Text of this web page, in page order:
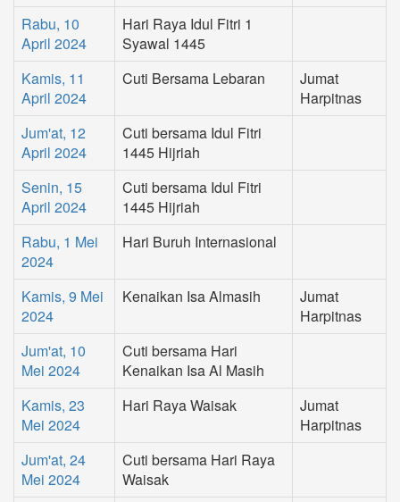
Rabu, 10
April 2024
Hari Raya Idul Fitri 1
Syawal 1445
Kamis, 11
April 2024
Cuti Bersama Lebaran
Jumat
Harpitnas
Jum'at, 12
April 2024
Cuti bersama Idul Fitri
1445 Hijriah
Senin, 15
April 2024
Cuti bersama Idul Fitri
1445 Hijriah
Rabu, 1 Mei
2024
Hari Buruh Internasional
Kamis, 9 Mei
2024
Kenaikan Isa Almasih
Jumat
Harpitnas
Jum'at, 10
Mei 2024
Cuti bersama Hari
Kenaikan Isa Al Masih
Kamis, 23
Mei 2024
Hari Raya Waisak
Jumat
Harpitnas
Jum'at, 24
Mei 2024
Cuti bersama Hari Raya
Waisak